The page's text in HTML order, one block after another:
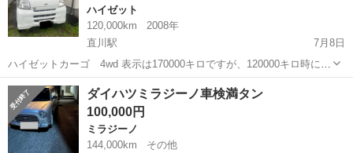
ハイゼット
120,000km
2008年
直川駅
7月8日
ハイゼットカーゴ 4wd 表示は170000キロですが、120000キロ時に
70000キロ走行済のエンジンを載せ替えたため、実質120000キロの走
行距離です。 エンジン調子悪いです。 オイル喰いします。 カラカラ
音しま...
大分 佐伯市 直川駅
ダイハツミラジーノ車検満タン
100,000円
ミラジーノ
144,000km
その他